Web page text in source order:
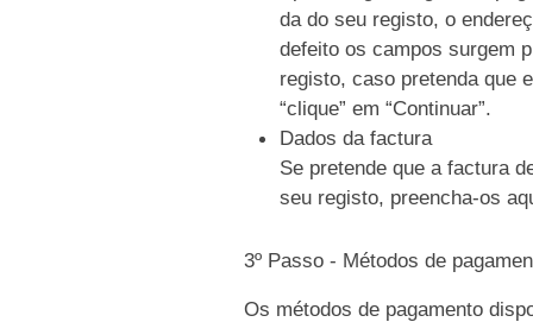
da do seu registo, o
defeito os campos surgem
registo, caso pretenda que
“clique” em “Continuar”.
Dados da factura
Se pretende que a factura
seu registo, preencha-os
3º Passo - Métodos de
Os métodos de pagamento